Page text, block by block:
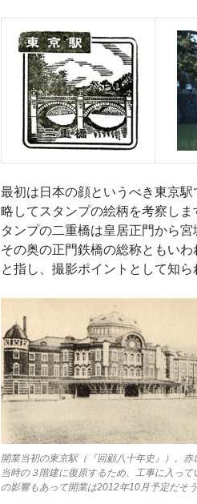
最初は日本の顔というべき東京
略してスタンプの絵柄を考察し
タンプの二重橋は皇居正門から
その奥の正門鉄橋の総称ともい
と指し、撮影ポイントとして知ら
開業当初の東京駅（『回顧八十年史』）。
当時の３階建に復原するため、工事に入っ
の影響もあって開業は2012年10月予定だそ